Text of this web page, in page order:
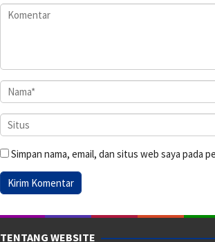
Simpan nama, email, dan situs web saya pada
TENTANG WEBSITE